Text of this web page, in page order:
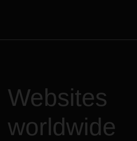
Websites
worldwide